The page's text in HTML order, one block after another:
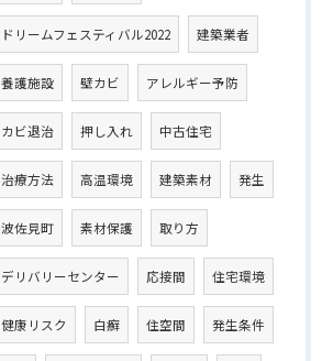
ドリームフェスティバル2022 建築業者
養護施設 壁カビ アレルギー予防
カビ退治 押し入れ 中古住宅
治療方法 高温環境 建築素材 発生
波佐見町 素材保護 取り方
デリバリーセンター 応接間 住宅環境
健康リスク 白癬 住空間 発生条件